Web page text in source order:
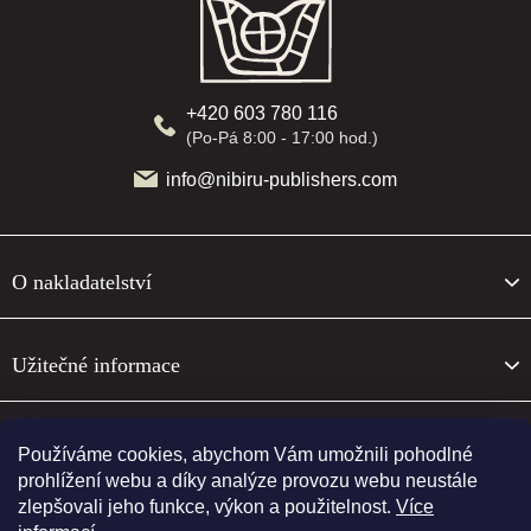
Používáme cookies, abychom Vám umožnili pohodlné
prohlížení webu a díky analýze provozu webu neustále
zlepšovali jeho funkce, výkon a použitelnost. Více
+420 603 780 116
(Po-Pá 8:00 - 17:00 hod.)
info@nibiru-publishers.com
O nakladatelství
Užitečné informace
O nakladatelství